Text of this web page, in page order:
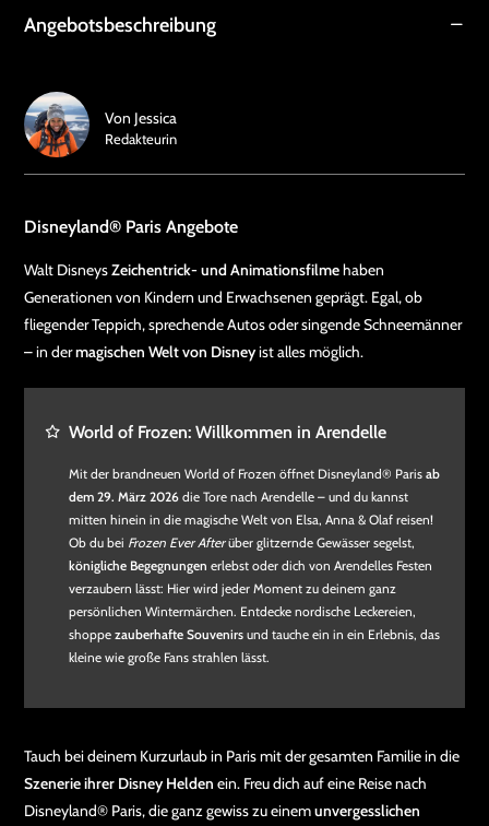
Angebotsbeschreibung
Disneyland® Paris Angebote
Walt DisneysZeichentrick- und Animationsfilmehaben
Generationen von Kindern und Erwachsenen geprägt. Egal, ob
fliegender Teppich, sprechende Autos oder singende Schneemänner
– in dermagischen Welt von Disneyist alles möglich.
World of Frozen: Willkommen in Arendelle
Mit der brandneuen World of Frozen öffnet Disneyland® Paris ab
dem 29. März 2026 die Tore nach Arendelle – und du kannst
mitten hinein in die magische Welt von Elsa, Anna & Olaf reisen!
Ob du bei Frozen Ever Afterüber glitzernde Gewässer segelst,
königliche Begegnungen erlebst oder dich von Arendelles Festen
verzaubern lässt: Hier wird jeder Moment zu deinem ganz
persönlichen Wintermärchen. Entdecke nordische Leckereien,
shoppe zauberhafte Souvenirs und tauche ein in ein Erlebnis, das
kleine wie große Fans strahlen lässt.
Tauch bei deinem Kurzurlaub in Paris mit der gesamten Familie in die
Szenerie ihrer Disney Helden ein. Freu dich auf eine Reise nach
Disneyland® Paris, die ganz gewiss zu einemunvergesslichen
Von Jessica
Redakteurin